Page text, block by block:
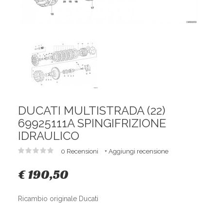
DUCATI MULTISTRADA (22)
69925111A SPINGIFRIZIONE
IDRAULICO
0 Recensioni + Aggiungi recensione
€ 190,50
Ricambio originale Ducati